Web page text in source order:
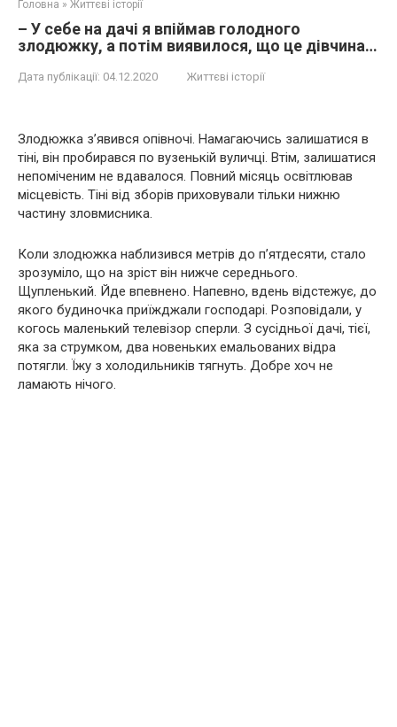
Головна » Життєві історії
– У себе на дачі я впіймав голодного
злодюжку, а потім виявилося, що це дівчина…
Дата публікації: 04.12.2020 Життєві історії
Злодюжка з’явився опівночі. Намагаючись залишатися в
тіні, він пробирався по вузенькій вуличці. Втім, залишатися
непоміченим не вдавалося. Повний місяць освітлював
місцевість. Тіні від зборів приховували тільки нижню
частину зловмисника.
Коли злодюжка наблизився метрів до п’ятдесяти, стало
зрозуміло, що на зріст він нижче середнього.
Щупленький. Йде впевнено. Напевно, вдень відстежує, до
якого будиночка приїжджали господарі. Розповідали, у
когось маленький телевізор сперли. З сусідньої дачі, тієї,
яка за струмком, два новеньких емальованих відра
потягли. Їжу з холодильників тягнуть. Добре хоч не
ламають нічого.